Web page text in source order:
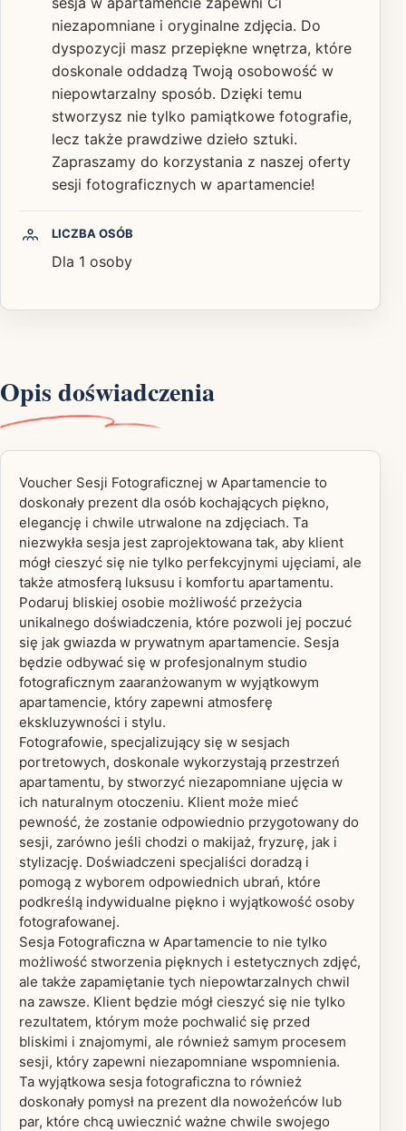
niezapomniane i oryginalne zdjęcia. Do
dyspozycji masz przepiękne wnętrza, które
doskonale oddadzą Twoją osobowość w
niepowtarzalny sposób. Dzięki temu
stworzysz nie tylko pamiątkowe fotografie,
lecz także prawdziwe dzieło sztuki.
Zapraszamy do korzystania z naszej oferty
sesji fotograficznych w apartamencie!
LICZBA OSÓB
Dla 1 osoby
Opis doświadczenia
Voucher Sesji Fotograficznej w Apartamencie to
doskonały prezent dla osób kochających piękno,
elegancję i chwile utrwalone na zdjęciach. Ta
niezwykła sesja jest zaprojektowana tak, aby klient
mógł cieszyć się nie tylko perfekcyjnymi ujęciami, ale
także atmosferą luksusu i komfortu apartamentu.
Podaruj bliskiej osobie możliwość przeżycia
unikalnego doświadczenia, które pozwoli jej poczuć
się jak gwiazda w prywatnym apartamencie. Sesja
będzie odbywać się w profesjonalnym studio
fotograficznym zaaranżowanym w wyjątkowym
apartamencie, który zapewni atmosferę
ekskluzywności i stylu.
Fotografowie, specjalizujący się w sesjach
portretowych, doskonale wykorzystają przestrzeń
apartamentu, by stworzyć niezapomniane ujęcia w
ich naturalnym otoczeniu. Klient może mieć
pewność, że zostanie odpowiednio przygotowany do
sesji, zarówno jeśli chodzi o makijaż, fryzurę, jak i
stylizację. Doświadczeni specjaliści doradzą i
pomogą z wyborem odpowiednich ubrań, które
podkreślą indywidualne piękno i wyjątkowość osoby
fotografowanej.
Sesja Fotograficzna w Apartamencie to nie tylko
możliwość stworzenia pięknych i estetycznych zdjęć,
ale także zapamiętanie tych niepowtarzalnych chwil
na zawsze. Klient będzie mógł cieszyć się nie tylko
rezultatem, którym może pochwalić się przed
bliskimi i znajomymi, ale również samym procesem
sesji, który zapewni niezapomniane wspomnienia.
Ta wyjątkowa sesja fotograficzna to również
doskonały pomysł na prezent dla nowożeńców lub
par, które chcą uwiecznić ważne chwile swojego